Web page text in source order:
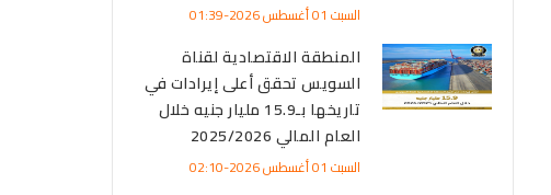
السبت 01 أغسطس 2026-01:39
المنطقة الاقتصادية لقناة
السويس تحقق أعلى إيرادات في
تاريخها بـ15.9 مليار جنيه خلال
العام المالي 2025/2026
السبت 01 أغسطس 2026-02:10